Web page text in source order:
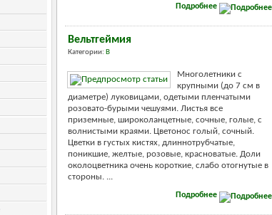
Подробнее
Вельтгеймия
Категории: В
Многолетники с
крупными (до 7 см в
диаметре) луковицами, одетыми пленчатыми
розовато-бурыми чешуями. Листья все
приземные, широколанцетные, сочные, голые, с
волнистыми краями. Цветонос голый, сочный.
Цветки в густых кистях, длиннотрубчатые,
поникшие, желтые, розовые, красноватые. Доли
околоцветника очень короткие, слабо отогнутые в
стороны. ...
Подробнее